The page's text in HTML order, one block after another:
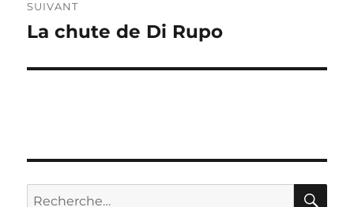
SUIVANT
Publication
La chute de Di Rupo
Recherche